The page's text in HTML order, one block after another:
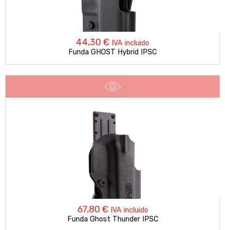
44,30 € IVA incluido
Funda GHOST Hybrid IPSC
67,80 € IVA incluido
Funda Ghost Thunder IPSC